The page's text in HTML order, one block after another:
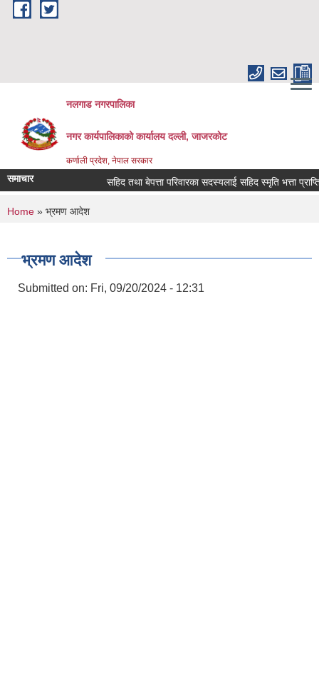
Skip to main content
नलगाड नगरपालिका
नगर कार्यपालिकाको कार्यालय दल्ली, जाजरकाेट
कर्णाली प्रदेश, नेपाल सरकार
समाचार सहिद तथा बेपत्ता परिवारका सदस्यलाई सहिद स्मृति भत्ता
You are here
Home » भ्रमण आदेश
भ्रमण आदेश
Submitted on: Fri, 09/20/2024 - 12:31